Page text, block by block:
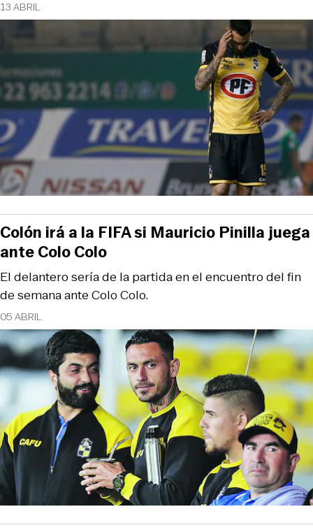
13 ABRIL
05 ABRIL
El delantero sería de la partida en el encuentro del fin
de semana ante Colo Colo.
Colón irá a la FIFA si Mauricio Pinilla juega
ante Colo Colo